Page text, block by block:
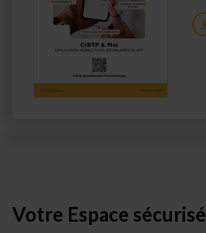
Votre Espace sécurisé